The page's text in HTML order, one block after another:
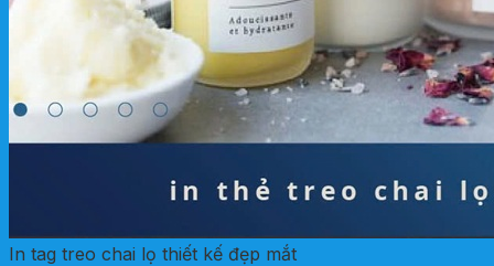
In tag treo chai lọ thiết kế đẹp mắt